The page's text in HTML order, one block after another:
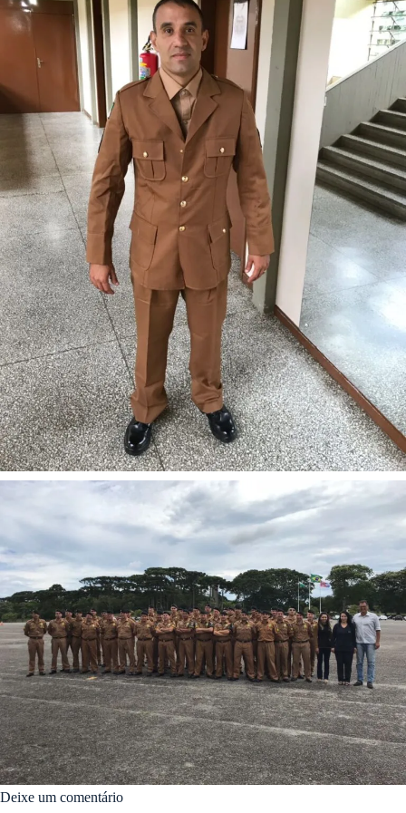
Deixe um comentário